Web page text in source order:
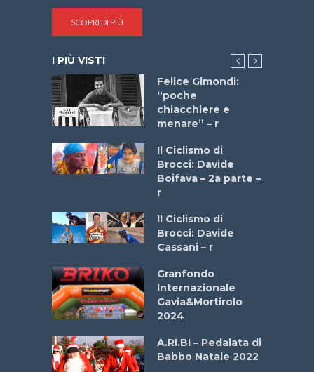
SCOPRI DI PIÙ
I PIÙ VISTI
Felice Gimondi:
“poche
chiacchiere e
menare” – r
Il Ciclismo di
Brocci: Davide
Boifava – 2a parte –
r
Il Ciclismo di
Brocci: Davide
Cassani – r
Granfondo
Internazionale
Gavia&Mortirolo
2024
A.RI.BI – Pedalata di
Babbo Natale 2022